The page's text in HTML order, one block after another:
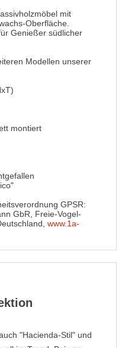
mit
Oberfläche.
Genießer südlicher
Modellen unserer
montiert
GPSR:
GbR, Freie-Vogel-
www.1a-
"Hacienda-Stil" und